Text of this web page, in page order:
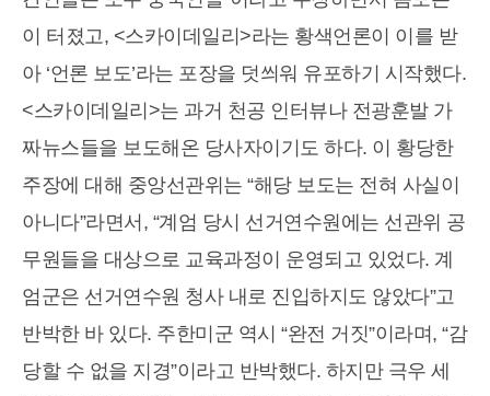
이 터졌고, <스카이데일리>라는 황색언론이 이를 받
아 ‘언론 보도’라는 포장을 덧씌워 유포하기 시작했다.
<스카이데일리>는 과거 천공 인터뷰나 전광훈발 가
짜뉴스들을 보도해온 당사자이기도 하다. 이 황당한
주장에 대해 중앙선관위는 “해당 보도는 전혀 사실이
아니다”라면서, “계엄 당시 선거연수원에는 선관위 공
무원들을 대상으로 교육과정이 운영되고 있었다. 계
엄군은 선거연수원 청사 내로 진입하지도 않았다”고
반박한 바 있다. 주한미군 역시 “완전 거짓”이라며, “감
당할 수 없을 지경”이라고 반박했다. 하지만 극우 세